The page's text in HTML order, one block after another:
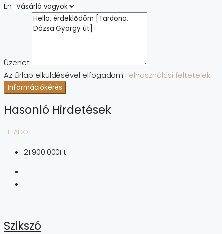
Én
Üzenet
Az űrlap elküldésével elfogadom Felhasználási feltételek
Információkérés
Hasonló Hirdetések
ELADÓ
21.900.000Ft
Szikszó